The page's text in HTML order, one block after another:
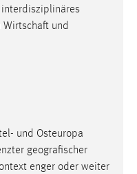
interdisziplinäres
und
und Osteuropa
geografischer
enger oder weiter